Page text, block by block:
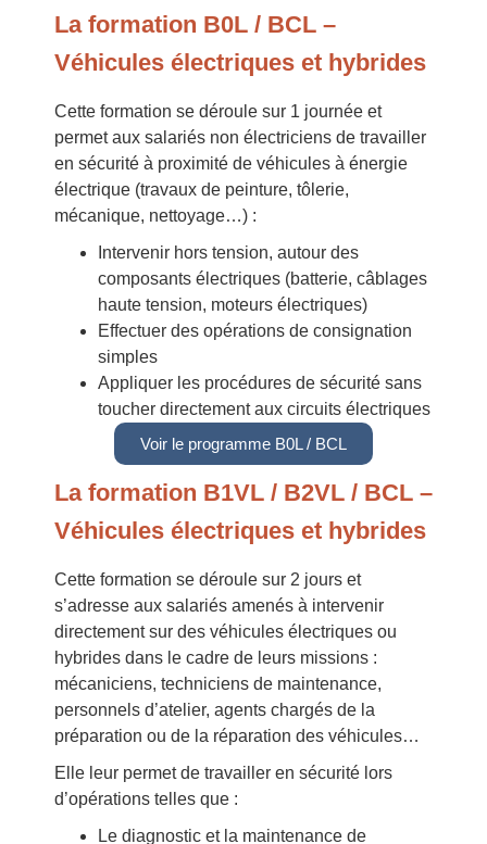
La formation B0L / BCL –
Véhicules électriques et hybrides
Cette formation se déroule sur 1 journée et
permet aux salariés non électriciens de travailler
en sécurité à proximité de véhicules à énergie
électrique (travaux de peinture, tôlerie,
mécanique, nettoyage…) :
Intervenir hors tension, autour des
composants électriques (batterie, câblages
haute tension, moteurs électriques)
Effectuer des opérations de consignation
simples
Appliquer les procédures de sécurité sans
toucher directement aux circuits électriques
Voir le programme B0L / BCL
La formation B1VL / B2VL / BCL –
Véhicules électriques et hybrides
Cette formation se déroule sur 2 jours et
s’adresse aux salariés amenés à intervenir
directement sur des véhicules électriques ou
hybrides dans le cadre de leurs missions :
mécaniciens, techniciens de maintenance,
personnels d’atelier, agents chargés de la
préparation ou de la réparation des véhicules…
Elle leur permet de travailler en sécurité lors
d’opérations telles que :
Le diagnostic et la maintenance de